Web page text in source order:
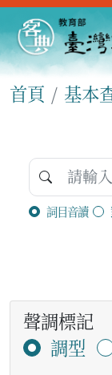
首頁 基本
詞目音讀
聲調標記
調型